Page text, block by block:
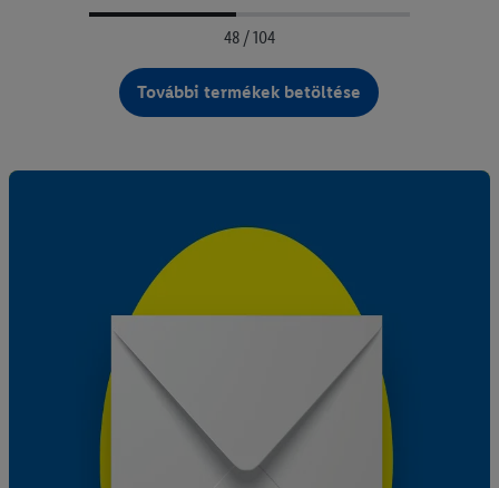
48 / 104
További termékek betöltése